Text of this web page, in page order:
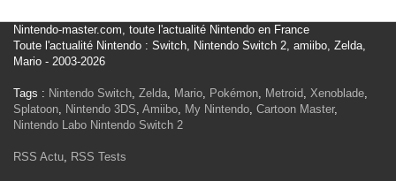
Nintendo-master.com, toute l'actualité Nintendo en France
Toute l'actualité Nintendo : Switch, Nintendo Switch 2, amiibo, Zelda,
Mario - 2003-2026
Tags : Nintendo Switch, Zelda, Mario, Pokémon, Metroid, Xenoblade,
Splatoon, Nintendo 3DS, Amiibo, My Nintendo, Cartoon Master,
Nintendo Labo Nintendo Switch 2
RSS Actu, RSS Tests